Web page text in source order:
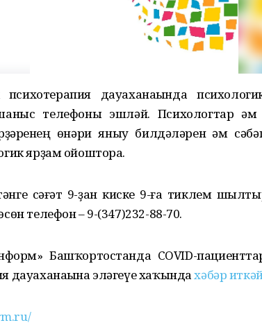
дауаханаһында
телефоны эшләй. Психологтар һәм
һөнәри яныу билдәләрен һәм
ярҙам ойоштора.
сәғәт 9-ҙан киске 9-ға тиклем
телефон – 9-(347)232-88-70.
Башҡортостанда COVID-
дауаханаһына эләгеүе хаҡындахәбәр